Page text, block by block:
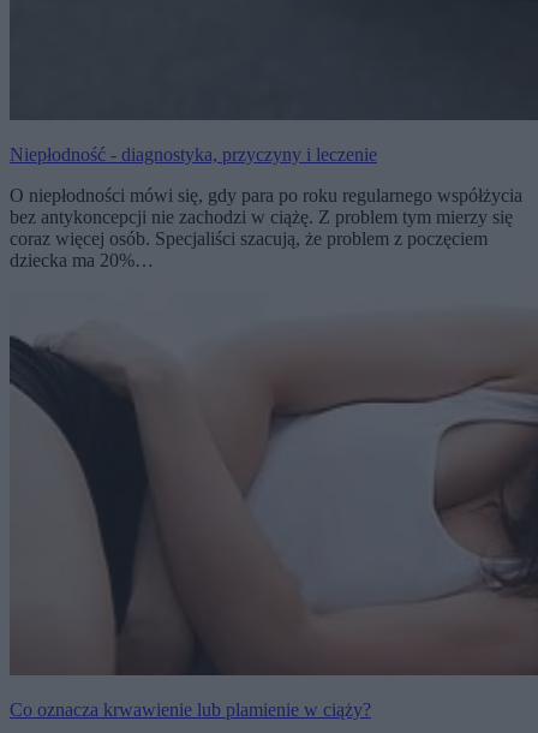
Niepłodność - diagnostyka, przyczyny i leczenie
O niepłodności mówi się, gdy para po roku regularnego współżycia
bez antykoncepcji nie zachodzi w ciążę. Z problem tym mierzy się
coraz więcej osób. Specjaliści szacują, że problem z poczęciem
dziecka ma 20%…
Co oznacza krwawienie lub plamienie w ciąży?